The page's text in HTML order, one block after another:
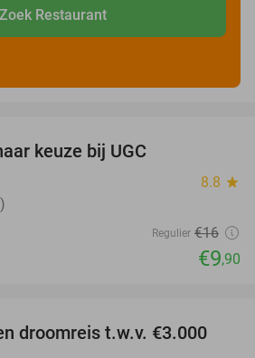
Zoek Restaurant
keuze bij UGC
8.8 star
Regulier €16
€9,90
droomreis t.w.v. €3.000